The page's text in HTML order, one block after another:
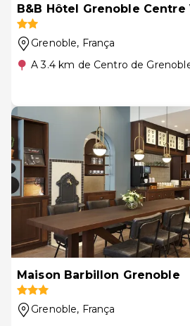
B&B Hôtel Grenoble Centre
Grenoble, França
A 3.4 km de Centro de
Maison Barbillon Grenoble
Grenoble, França